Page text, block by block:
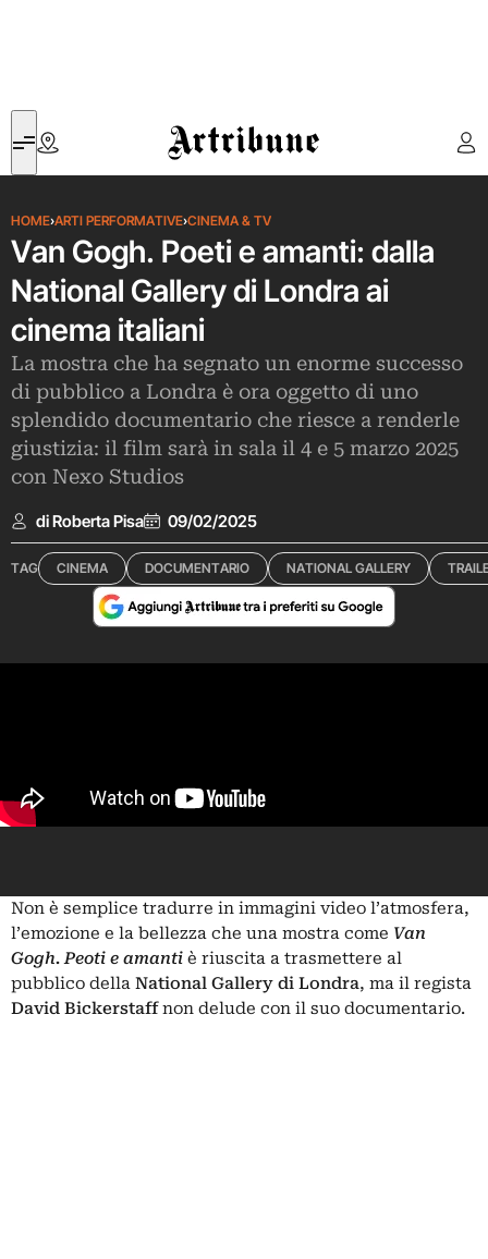
Artribune
HOME›ARTI PERFORMATIVE›CINEMA & TV
Van Gogh. Poeti e amanti: dalla
National Gallery di Londra ai
cinema italiani
La mostra che ha segnato un enorme successo
di pubblico a Londra è ora oggetto di uno
splendido documentario che riesce a renderle
giustizia: il film sarà in sala il 4 e 5 marzo 2025
con Nexo Studios
di Roberta Pisa 09/02/2025
TAG CINEMA DOCUMENTARIO NATIONAL GALLERY
Non è semplice tradurre in immagini video l’atmosfera,
l’emozione e la bellezza che una mostra come Van
Gogh. Peoti e amanti è riuscita a trasmettere al
pubblico della National Gallery di Londra, ma il regista
David Bickerstaffnon delude con il suo documentario.